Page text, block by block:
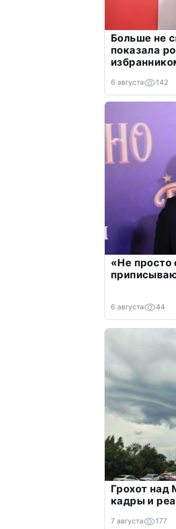
Больше не
показала
6 августа 142
«Не просто
6 августа 44
Грохот над
кадры и
7 августа 177